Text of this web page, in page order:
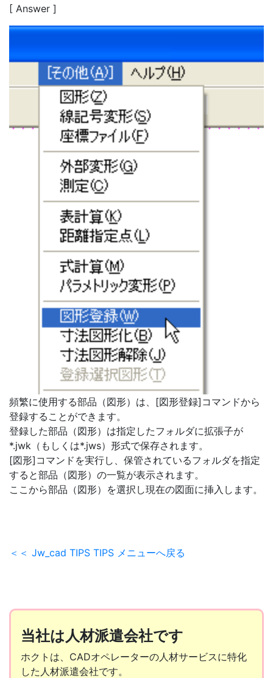
[ Answer ]
頻繁に使用する部品（図形）は、[図形登録]コマンドから
登録することができます。
登録した部品（図形）は指定したフォルダに拡張子が
*.jwk（もしくは*.jws）形式で保存されます。
[図形]コマンドを実行し、保管されているフォルダを指定
すると部品（図形）の一覧が表示されます。
ここから部品（図形）を選択し現在の図面に挿入します。
＜＜ Jw_cad TIPS TIPS メニューへ戻る
当社は人材派遣会社です
ホクトは、CADオペレーターの人材サービスに特化
した人材派遣会社です。